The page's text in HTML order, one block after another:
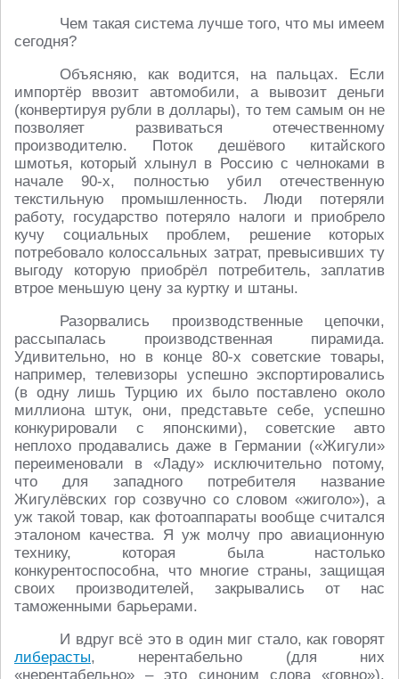
Чем такая система лучше того, что мы имеем
сегодня?
Объясняю, как водится, на пальцах. Если
импортёр ввозит автомобили, а вывозит деньги
(конвертируя рубли в доллары), то тем самым он не
позволяет развиваться отечественному
производителю. Поток дешёвого китайского
шмотья, который хлынул в Россию с челноками в
начале 90-х, полностью убил отечественную
текстильную промышленность. Люди потеряли
работу, государство потеряло налоги и приобрело
кучу социальных проблем, решение которых
потребовало колоссальных затрат, превысивших ту
выгоду которую приобрёл потребитель, заплатив
втрое меньшую цену за куртку и штаны.
Разорвались производственные цепочки,
рассыпалась производственная пирамида.
Удивительно, но в конце 80-х советские товары,
например, телевизоры успешно экспортировались
(в одну лишь Турцию их было поставлено около
миллиона штук, они, представьте себе, успешно
конкурировали с японскими), советские авто
неплохо продавались даже в Германии («Жигули»
переименовали в «Ладу» исключительно потому,
что для западного потребителя название
Жигулёвских гор созвучно со словом «жиголо»), а
уж такой товар, как фотоаппараты вообще считался
эталоном качества. Я уж молчу про авиационную
технику, которая была настолько
конкурентоспособна, что многие страны, защищая
своих производителей, закрывались от нас
таможенными барьерами.
И вдруг всё это в один миг стало, как говорят
либерасты, нерентабельно (для них
«нерентабельно» – это синоним слова «говно»).